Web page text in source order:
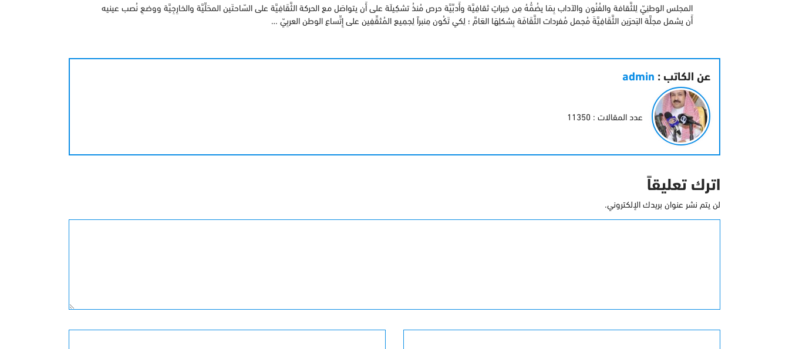
المجلس الوطنِيّ لِلثَّقافة والفُنُون والآداب بِمَا يضُمُّهُ مِن خِبراتٍ ثقافِيَّة وأَدبِّيَّة حرص مُنذُ تشكِيلَة على أَن يتواصَل مع الحركة الثَّقَافِيَّة على السّاحتَين المحَلِّيَّة والخارِجِيَّة ووضعِ نُصب عينيه
أَن يشمل مجلَّة البَحرَين الثَّقَافِيَّةَ مُجمل مُفردات الثَّقَافَة بِشكلِهَا العَامِّ ؛ لِكي تَكُون مِنبراً لِجمِيع المُثقِّفِين على إِتِّساع الوطن العربِيّ …
عن الكاتب : admin
عدد المقالات : 11350
اترك تعليقاً
لن يتم نشر عنوان بريدك الإلكتروني.